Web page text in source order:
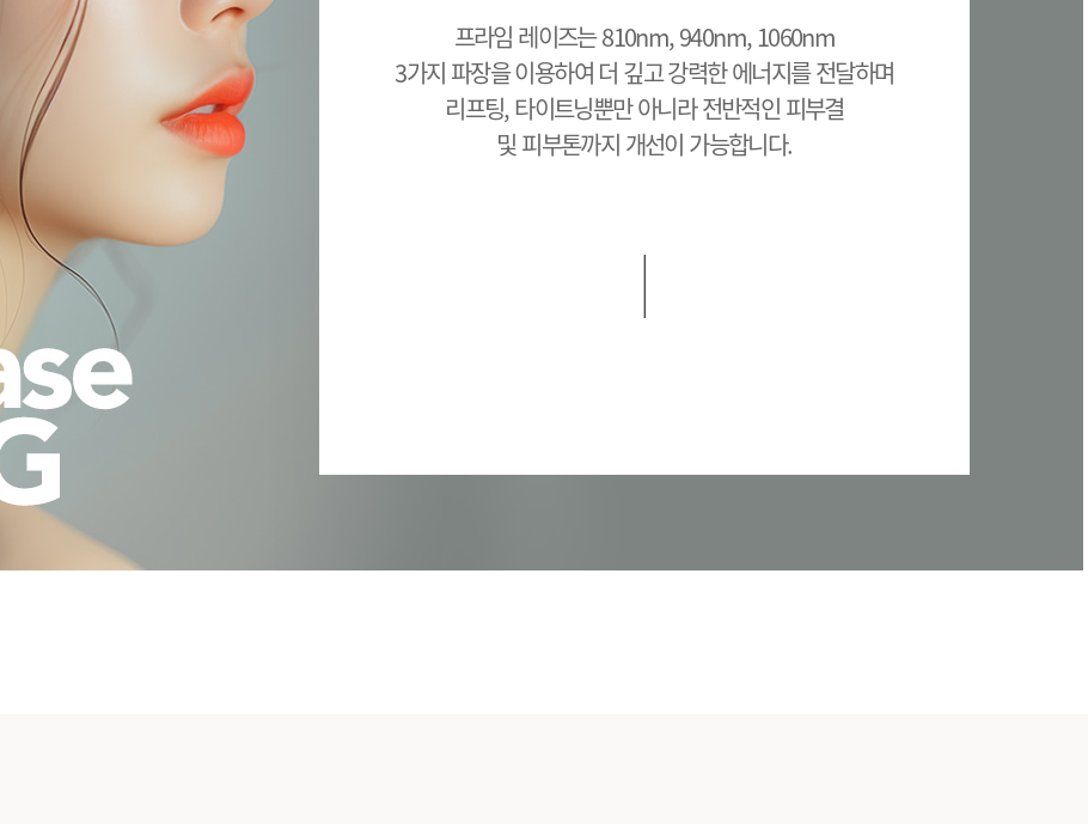
프라임 레이즈는 810nm, 940nm, 1060nm
3가지 파장을 이용하여 더 깊고 강력한 에너지를 전달하며
리프팅, 타이트닝뿐만 아니라 전반적인 피부결
및 피부톤까지 개선이 가능합니다.